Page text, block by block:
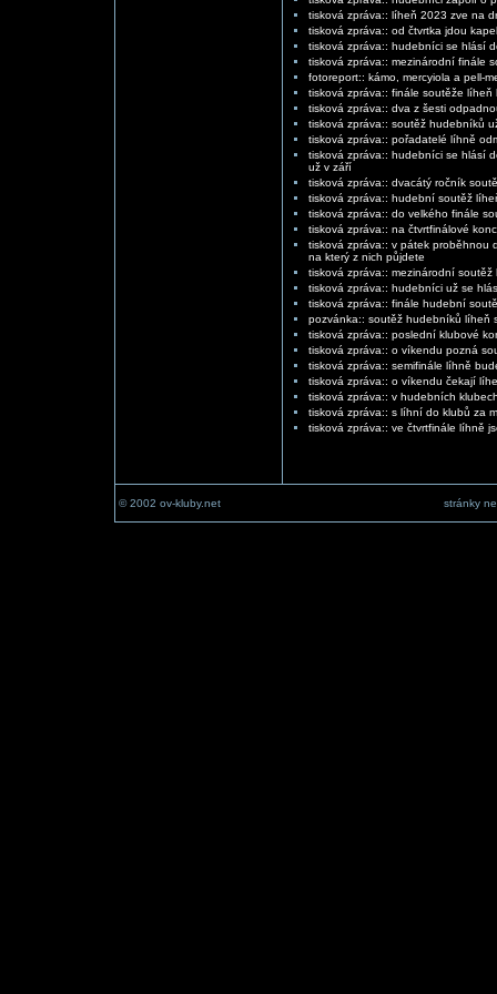
tisková zpráva:: líheň 2023 zve na
tisková zpráva:: od čtvrtka jdou
tisková zpráva:: hudebníci se hlásí
tisková zpráva:: mezinárodní finále
fotoreport:: kámo, mercyiola a pell-
tisková zpráva:: finále soutěže líheň
tisková zpráva:: dva z šesti
tisková zpráva:: soutěž hudebníků
tisková zpráva:: pořadatelé líhně
tisková zpráva:: hudebníci se hlásí
už v září
tisková zpráva:: dvacátý ročník
tisková zpráva:: hudební soutěž
tisková zpráva:: do velkého finále
tisková zpráva:: na čtvrtfinálové
tisková zpráva:: v pátek proběhnou
na který z nich půjdete
tisková zpráva:: mezinárodní
tisková zpráva:: hudebníci už se
tisková zpráva:: finále hudební
pozvánka:: soutěž hudebníků líheň
tisková zpráva:: poslední klubové
tisková zpráva:: o víkendu pozná
tisková zpráva:: semifinále líhně
tisková zpráva:: o víkendu čekají
tisková zpráva:: v hudebních
tisková zpráva:: s líhní do klubů za
tisková zpráva:: ve čtvrtfinále líhně
© 2002 ov-kluby.net stránky